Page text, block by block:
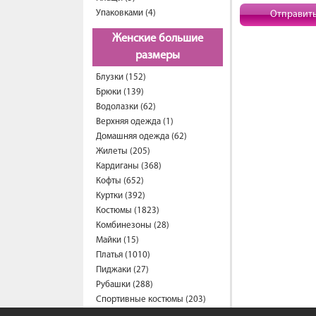
Упаковками (4)
Женские большие
размеры
Блузки (152)
Брюки (139)
Водолазки (62)
Верхняя одежда (1)
Домашняя одежда (62)
Жилеты (205)
Кардиганы (368)
Кофты (652)
Куртки (392)
Костюмы (1823)
Комбинезоны (28)
Майки (15)
Платья (1010)
Пиджаки (27)
Рубашки (288)
Спортивные костюмы (203)